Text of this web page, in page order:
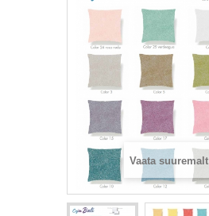
Vaata suuremalt